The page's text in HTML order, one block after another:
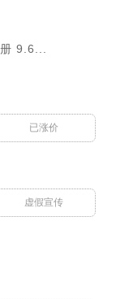
9.6...
已涨价
虚假宣传